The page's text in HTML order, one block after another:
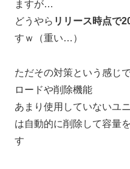
ますが…
どうやら リリース時点で
すｗ（重い…）
ただその対策という感じ
ロードや削除機能
あまり使用していないユ
は自動的に削除して容量
す